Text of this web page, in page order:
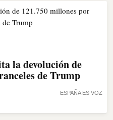
ESPAÑA ES VOZ
la devolución de
de Trump